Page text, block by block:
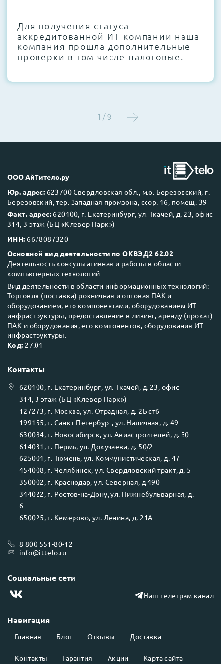
Этап 4:Стресс-тестирование под 100%
нагрузкой в течение 72 часов для
проверки стабильности всех подсистем
Next Business Day (NBD)
Для получения статуса
аккредитованной ИТ-компании наша
компания прошла дополнительные
проверки в том числе налоговые.
1 / 9
ООО АйТитело.ру
Юр. адрес: 623700 Свердловская обл., м.о. Березовский, г.
Березовский, тер. Западная промзона, ссор. 16, помещ. 39
Факт. адрес: 620100, г. Екатеринбург, ул. Ткачей, д. 23, офис
314, 3 этаж (БЦ «Клевер Парк»)
ИНН: 6678087320
Основной вид деятельности по ОКВЭД2 62.02
Деятельность консультативная и работы в области
компьютерных технологий
Вид деятельности в области информационных технологий:
Торговля (поставка) розничная и оптовая ПАК и
оборудованием, его компонентами, оборудованием ИТ-
инфраструктуры, предоставление в лизинг, аренду (прокат)
ПАК и оборудования, его компонентов, оборудования ИТ-
инфраструктуры.
Код: 27.01
Навигация
Главная Блог Отзывы Доставка
Контакты Гарантия Акции Карта сайта
Контакты
620100, г. Екатеринбург, ул.Ткачей, д. 23, офис
314, 3 этаж (БЦ «Клевер Парк»)
127273, г. Москва, ул. Отрадная, д. 2Б ст6
199155, г. Санкт-Петербург, ул. Наличная, д. 49
630084, г. Новосибирск, ул. Авиастроителей, д. 30
614031 , г. Пермь, ул. Докучаева, д. 50/2
625001 , г. Тюмень, ул. Коммунистическая, д. 47
454008, г. Челябинск, ул. Свердловский тракт, д. 5
350002, г. Краснодар, ул. Северная, д.490
344022, г. Ростов-на-Дону, ул. Нижнебульварная, д.
6
650025, г. Кемерово, ул. Ленина, д. 21А
8 800 551-80-12
info@ittelo.ru
Социальные сети
Наш телеграм канал